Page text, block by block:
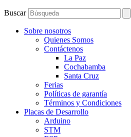
Buscar
Sobre nosotros
Quienes Somos
Contáctenos
La Paz
Cochabamba
Santa Cruz
Ferias
Políticas de garantía
Términos y Condiciones
Placas de Desarrollo
Arduino
STM